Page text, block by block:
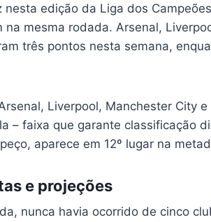
nesta edição da Liga dos
na mesma rodada. Arsenal,
três pontos nesta semana,
Liverpool, Manchester City
– faixa que garante classificação
aparece em 12º lugar na
e projeções
nunca havia ocorrido de cinco